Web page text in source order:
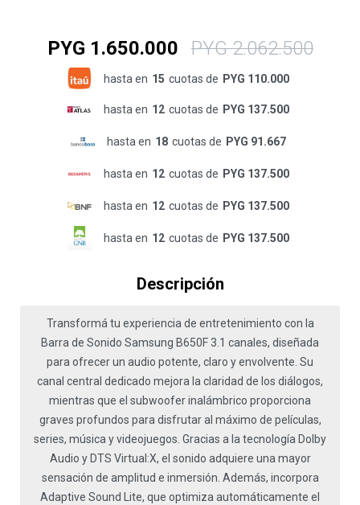
PYG 1.650.000 PYG 2.062.500
hasta en 15 cuotas de PYG 110.000
hasta en 12 cuotas de PYG 137.500
hasta en 18 cuotas de PYG 91.667
hasta en 12 cuotas de PYG 137.500
hasta en 12 cuotas de PYG 137.500
hasta en 12 cuotas de PYG 137.500
Descripción
Transformá tu experiencia de entretenimiento con la
Barra de Sonido Samsung B650F 3.1 canales, diseñada
para ofrecer un audio potente, claro y envolvente. Su
canal central dedicado mejora la claridad de los diálogos,
mientras que el subwoofer inalámbrico proporciona
graves profundos para disfrutar al máximo de películas,
series, música y videojuegos. Gracias a la tecnología Dolby
Audio y DTS Virtual:X, el sonido adquiere una mayor
sensación de amplitud e inmersión. Además, incorpora
Adaptive Sound Lite, que optimiza automáticamente el